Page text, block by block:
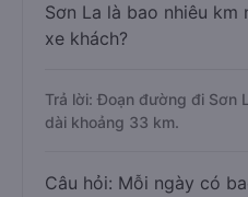
Sơn La là bao nhiêu km
xe khách?
Trả lời: Đoạn đường đi Sơn
dài khoảng 33 km.
Câu hỏi: Mỗi ngày có